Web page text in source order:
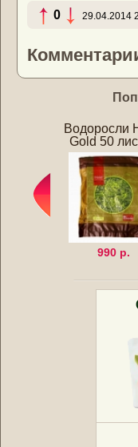
0 29.04.2014
Водоросли
Gold 50
990 р.